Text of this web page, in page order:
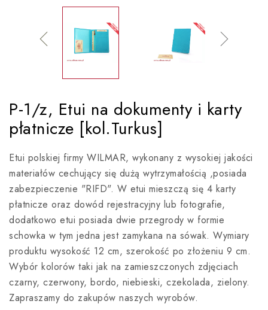
P-1/z, Etui na dokumenty i karty
płatnicze [kol.Turkus]
Etui polskiej firmy WILMAR, wykonany z wysokiej jakości
materiałów cechujący się dużą wytrzymałością ,posiada
zabezpieczenie "RIFD". W etui mieszczą się 4 karty
płatnicze oraz dowód rejestracyjny lub fotografie,
dodatkowo etui posiada dwie przegrody w formie
schowka w tym jedna jest zamykana na sówak. Wymiary
produktu wysokość 12 cm, szerokość po złożeniu 9 cm.
Wybór kolorów taki jak na zamieszczonych zdjęciach
czarny, czerwony, bordo, niebieski, czekolada, zielony.
Zapraszamy do zakupów naszych wyrobów.